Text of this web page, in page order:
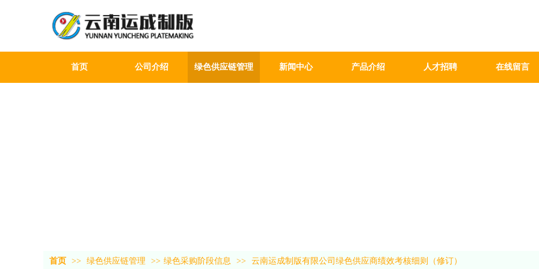
首页 公司介绍 绿色供应链管理 新闻中心 产品介绍 人才招聘 在线留言
首页 >> 绿色供应链管理 >> 绿色采购阶段信息 >> 云南运成制版有限公司绿色供应商绩效考核细则（修订）